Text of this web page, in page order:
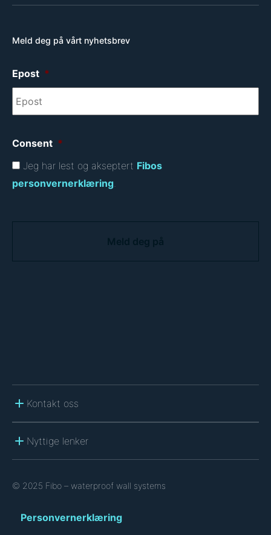
Meld deg på vårt nyhetsbrev
Epost *
Consent *
Jeg har lest og akseptert Fibos
personvernerklæring
Kontakt oss
Nyttige lenker
© 2025 Fibo – waterproof wall systems
Personvernerklæring